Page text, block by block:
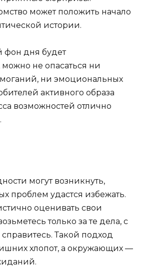
может положить начало
истории.
фон дня будет
не опасаться ни
ни эмоциональных
активного образа
возможностей отлично
могут возникнуть,
проблем удастся избежать.
оценивать свои
только за те дела, с
Такой подход
хлопот, а окружающих —